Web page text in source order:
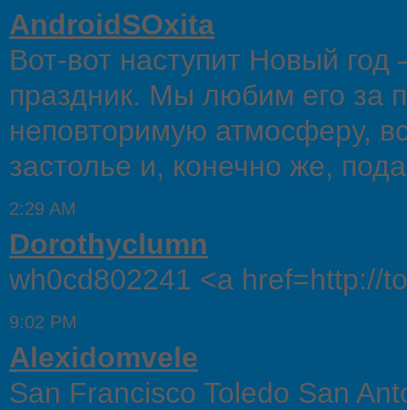
AndroidSOxita
Вот-вот наступит Новый
праздник. Мы любим его за
неповторимую атмосферу,
застолье и, конечно же,
2:29 AM
Dorothyclumn
wh0cd802241 <a href=http://
9:02 PM
Alexidomvele
San Francisco Toledo San